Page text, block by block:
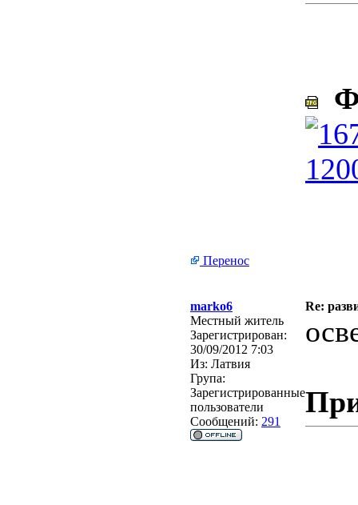
Перенос
marko6
Re:
Местный житель
Зарегистрирован:
30/09/2012 7:03
Из: Латвия
Група:
Зарегистрированные
пользователи
Сообщений: 291